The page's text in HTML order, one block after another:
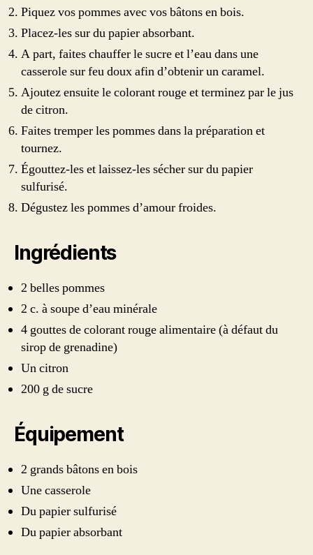
Piquez vos pommes avec vos bâtons en bois.
Placez-les sur du papier absorbant.
A part, faites chauffer le sucre et l’eau dans une
casserole sur feu doux afin d’obtenir un caramel.
Ajoutez ensuite le colorant rouge et terminez par le jus
de citron.
Faites tremper les pommes dans la préparation et
tournez.
Égouttez-les et laissez-les sécher sur du papier
sulfurisé.
Dégustez les pommes d’amour froides.
Ingrédients
2 belles pommes
2 c. à soupe d’eau minérale
4 gouttes de colorant rouge alimentaire (à défaut du
sirop de grenadine)
Un citron
200 g de sucre
Équipement
2 grands bâtons en bois
Une casserole
Du papier sulfurisé
Du papier absorbant